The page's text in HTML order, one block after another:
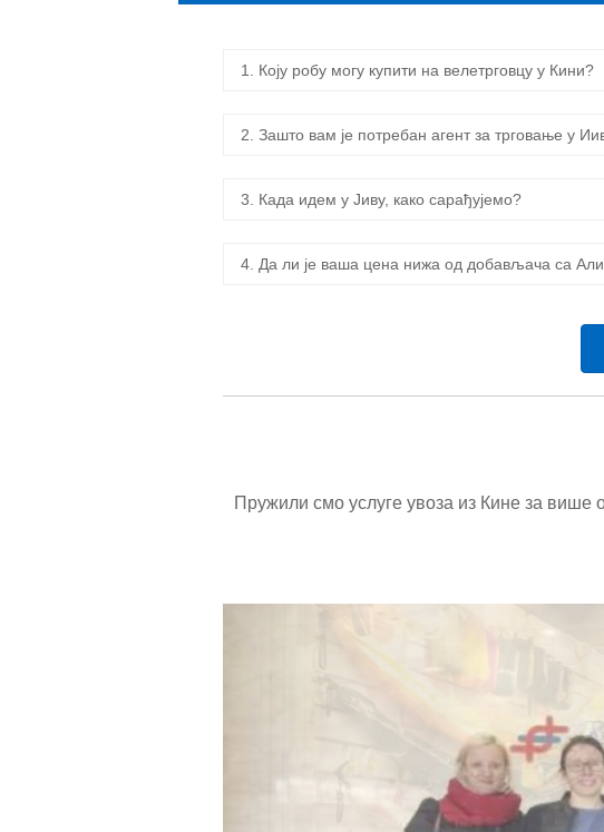
1. Коју робу могу купити на велетрговцу у Кини?
2. Зашто вам је потребан агент за трговање у
3. Када идем у Јиву, како сарађујемо?
4. Да ли је ваша цена нижа од добављача са
Пружили смо услуге увоза из Кине за више